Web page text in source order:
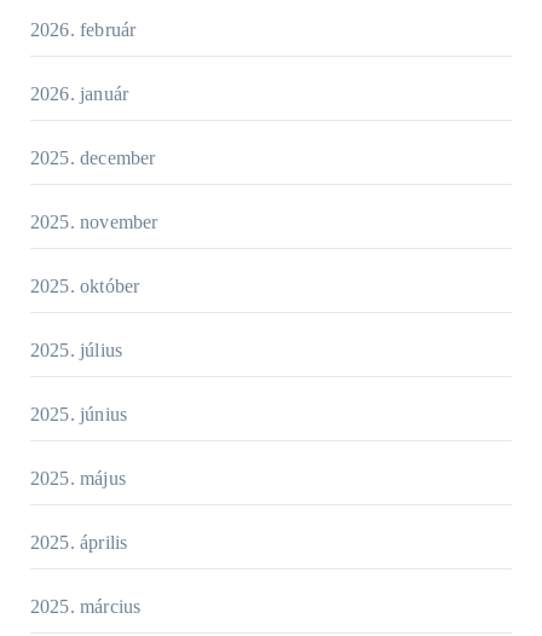
2026. február
2026. január
2025. december
2025. november
2025. október
2025. július
2025. június
2025. május
2025. április
2025. március